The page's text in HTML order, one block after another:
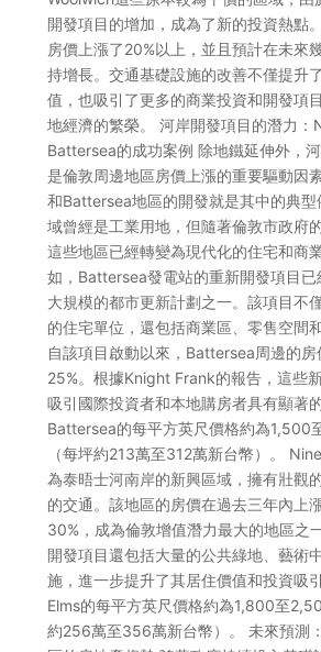
開發項目的增加，成為了新的投資熱點
房價上漲了20%以上，並且預計在未來
持增長。交通基礎設施的改善不僅提升
值，也吸引了更多的商業投資和開發項
地經濟的繁榮。 河岸開發項目的潛力：
Battersea的成功案例 除地鐵延伸外，
是倫敦周邊地區房價上漲的重要驅動因
和Battersea地區的開發就是其中的典型
域曾經是工業用地，但隨著倫敦市政府
這些地區已經轉變為現代化的住宅和商
如，Battersea發電站的重新開發項目已
大規模的都市更新計劃之一。該項目不
的住宅單位，還包括商業區、零售空間
自該項目啟動以來，Battersea周邊的房
25%。根據Knight Frank的報告，這些
吸引國際投資者和本地購房者具有顯著的
Battersea的每平方英尺價格約為1,500
（每坪約213萬至312萬新台幣）。
為泰晤士河南岸的新興區域，擁有壯觀
的交通。該地區的房價在過去三年內上
30%，成為倫敦增值潛力最大的地區之
開發項目還包括大量的公共綠地、藝術
施，進一步提升了其居住價值和投資吸
Elms的每平方英尺價格約為1,800至
約256萬至356萬新台幣）。 未來預測